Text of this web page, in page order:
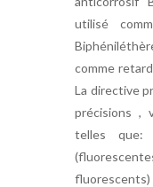
utilisé
comme
La directive
précisions ,
telles que: